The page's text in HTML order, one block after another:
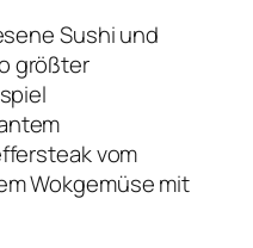
Sushi und
größter
vom
Wokgemüse mit